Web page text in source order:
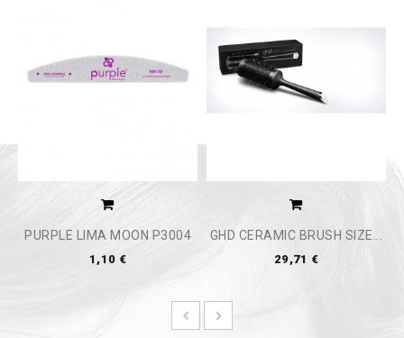
PURPLE LIMA MOON P3004
1,10 €
GHD CERAMIC BRUSH SIZE...
29,71 €